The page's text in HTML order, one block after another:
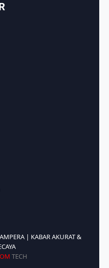
| KABAR AKURAT &
TECH